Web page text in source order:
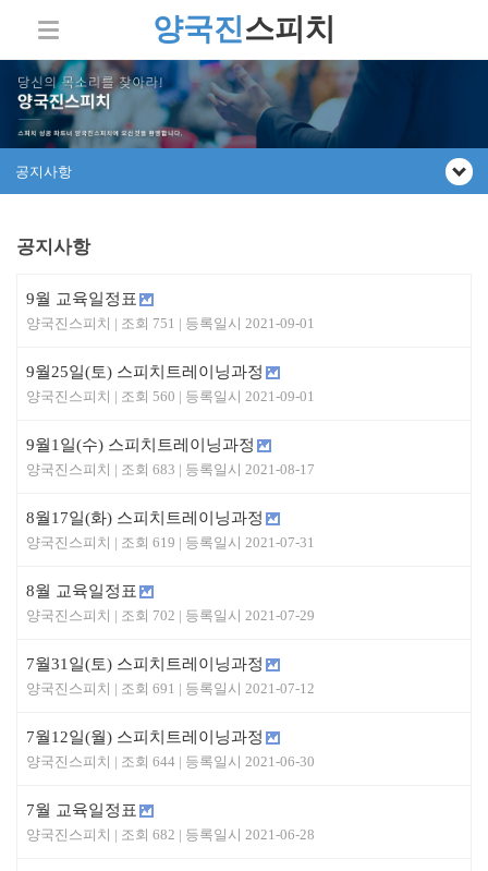
양국진스피치
공지사항
공지사항
9월 교육일정표
양국진스피치 751 2021-09-01
9월25일(토) 스피치트레이닝과정
양국진스피치 560 2021-09-01
9월1일(수) 스피치트레이닝과정
양국진스피치 683 2021-08-17
8월17일(화) 스피치트레이닝과정
양국진스피치 619 2021-07-31
8월 교육일정표
양국진스피치 702 2021-07-29
7월31일(토) 스피치트레이닝과정
양국진스피치 691 2021-07-12
7월12일(월) 스피치트레이닝과정
양국진스피치 644 2021-06-30
7월 교육일정표
양국진스피치 682 2021-06-28